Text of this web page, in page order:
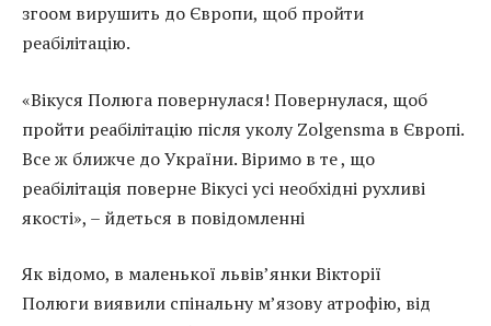
згоом вирушить до Європи, щоб пройти
реабілітацію.
«Вікуся Полюга повернулася! Повернулася, щоб
пройти реабілітацію після уколу Zolgensma в Європі.
Все ж ближче до України. Віримо в те , що
реабілітація поверне Вікусі усі необхідні рухливі
якості», – йдеться в повідомленні
Як відомо, в маленької львів’янки Вікторії
Полюги виявили спінальну м’язову атрофію, від